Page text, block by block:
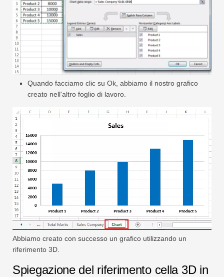
Quando facciamo clic su Ok, abbiamo il nostro grafico
creato nell'altro foglio di lavoro.
Abbiamo creato con successo un grafico utilizzando un
riferimento 3D.
Spiegazione del riferimento cella 3D in